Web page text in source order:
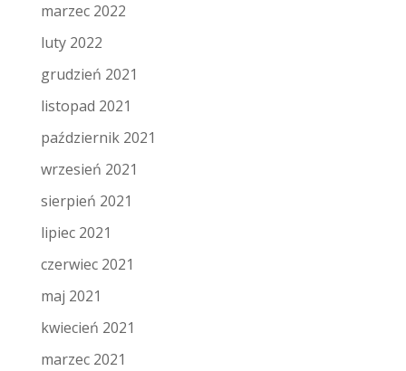
marzec 2022
luty 2022
grudzień 2021
listopad 2021
październik 2021
wrzesień 2021
sierpień 2021
lipiec 2021
czerwiec 2021
maj 2021
kwiecień 2021
marzec 2021